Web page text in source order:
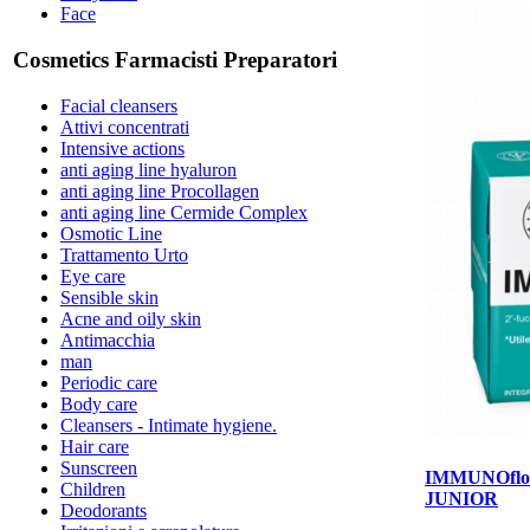
Face
Cosmetics Farmacisti Preparatori
Facial cleansers
Attivi concentrati
Intensive actions
anti aging line hyaluron
anti aging line Procollagen
anti aging line Cermide Complex
Osmotic Line
Trattamento Urto
Eye care
Sensible skin
Acne and oily skin
Antimacchia
man
Periodic care
Body care
Cleansers - Intimate hygiene.
Hair care
Sunscreen
Children
Deodorants
JUNIOR